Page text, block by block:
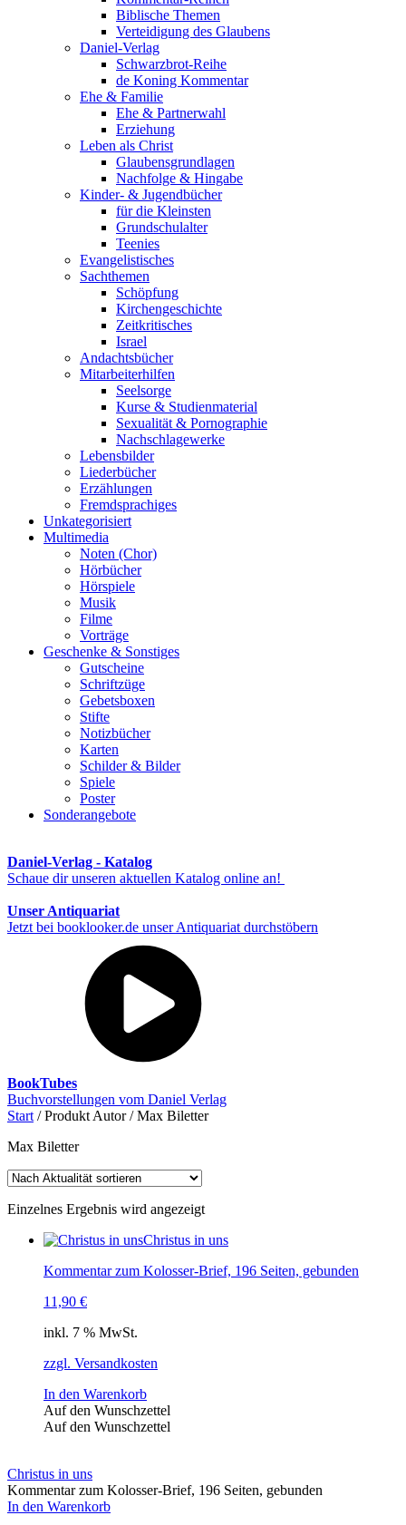
Biblische Themen
Verteidigung des Glaubens
Daniel-Verlag
Schwarzbrot-Reihe
de Koning Kommentar
Ehe & Familie
Ehe & Partnerwahl
Erziehung
Leben als Christ
Glaubensgrundlagen
Nachfolge & Hingabe
Kinder- & Jugendbücher
für die Kleinsten
Grundschulalter
Teenies
Evangelistisches
Sachthemen
Schöpfung
Kirchengeschichte
Zeitkritisches
Israel
Andachtsbücher
Mitarbeiterhilfen
Seelsorge
Kurse & Studienmaterial
Sexualität & Pornographie
Nachschlagewerke
Lebensbilder
Liederbücher
Erzählungen
Fremdsprachiges
Unkategorisiert
Multimedia
Noten (Chor)
Hörbücher
Hörspiele
Musik
Filme
Vorträge
Geschenke & Sonstiges
Gutscheine
Schriftzüge
Gebetsboxen
Stifte
Notizbücher
Karten
Schilder & Bilder
Spiele
Poster
Sonderangebote
Daniel-Verlag - Katalog
Schaue dir unseren aktuellen Katalog online an!
Unser Antiquariat
Jetzt bei booklooker.de unser Antiquariat durchstöbern
BookTubes
Buchvorstellungen vom Daniel Verlag
Start / Produkt Autor / Max Biletter
Max Biletter
Einzelnes Ergebnis wird angezeigt
Christus in uns
Kommentar zum Kolosser-Brief, 196 Seiten, gebunden
11,90 €
inkl. 7 % MwSt.
zzgl. Versandkosten
In den Warenkorb
Auf den Wunschzettel
Auf den Wunschzettel
Christus in uns
Kommentar zum Kolosser-Brief, 196 Seiten, gebunden
In den Warenkorb